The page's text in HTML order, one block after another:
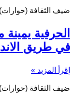
ضيف الثقافة (حوارات)
الحرفية
في طريق
إقرأ المزيد »
ضيف الثقافة (حوارات)